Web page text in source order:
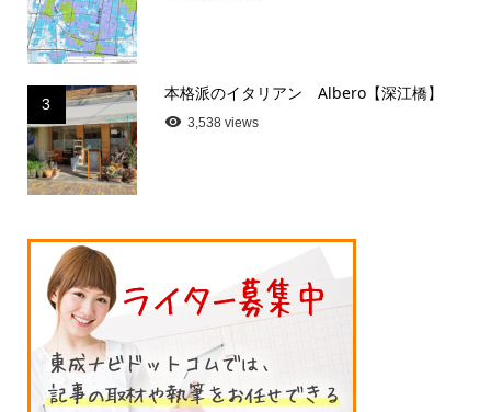
3
本格派のイタリアン Albero【深江橋】
3,538 views